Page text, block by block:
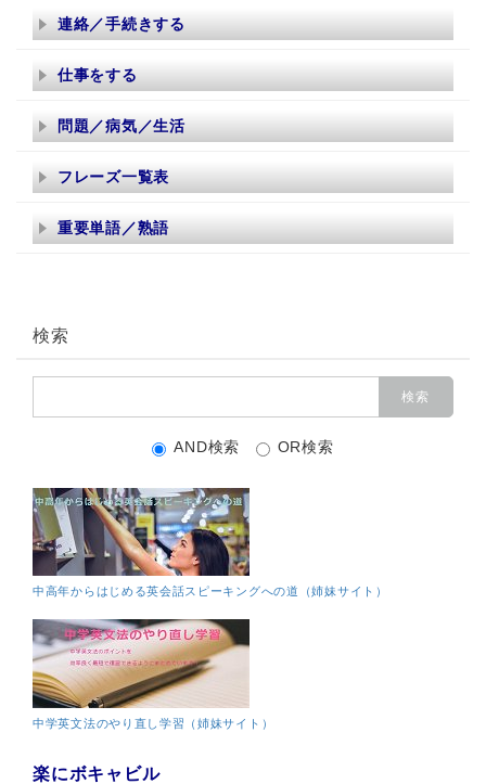
連絡／手続きする
仕事をする
問題／病気／生活
フレーズ一覧表
重要単語／熟語
検索
AND検索 OR検索
中高年からはじめる英会話スピーキングへの道（姉妹サイト）
中学英文法のやり直し学習（姉妹サイト）
楽にボキャビル